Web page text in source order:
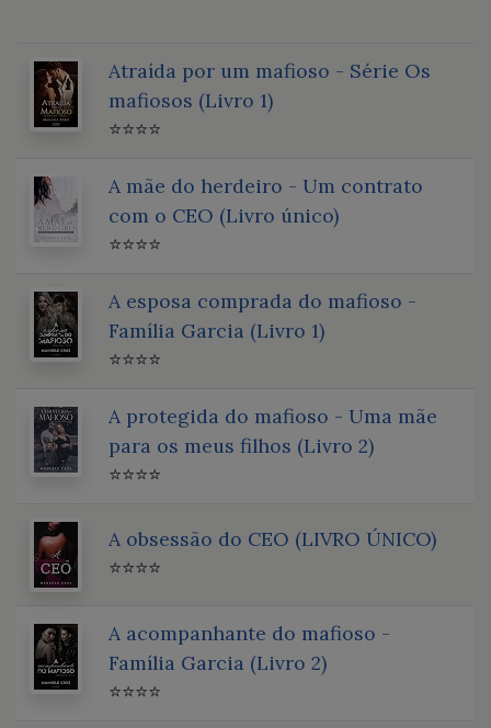
Atraída por um mafioso - Série Os
mafiosos (Livro 1)
⭐⭐⭐⭐
A mãe do herdeiro - Um contrato
com o CEO (Livro único)
⭐⭐⭐⭐
A esposa comprada do mafioso -
Família Garcia (Livro 1)
⭐⭐⭐⭐
A protegida do mafioso - Uma mãe
para os meus filhos (Livro 2)
⭐⭐⭐⭐
A obsessão do CEO (LIVRO ÚNICO)
⭐⭐⭐⭐
A acompanhante do mafioso -
Família Garcia (Livro 2)
⭐⭐⭐⭐